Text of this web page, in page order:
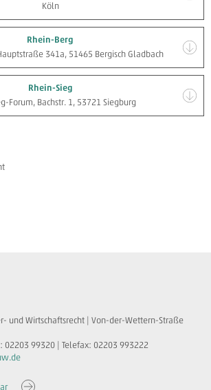
Köln
Rhein-Berg
341a, 51465 Bergisch Gladbach
Rhein-Sieg
Forum, Bachstr. 1, 53721 Siegburg
und Wirtschaftsrecht | Von-der-Wettern-Straße
02203 99320 | Telefax: 02203 993222